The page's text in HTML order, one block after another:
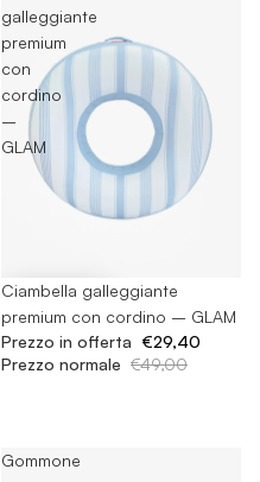
galleggiante
premium
con
cordino
–
GLAM
-40%
Ciambella galleggiante
premium con cordino – GLAM
Prezzo in offerta €29,40
Prezzo normale €49,00
Gommone